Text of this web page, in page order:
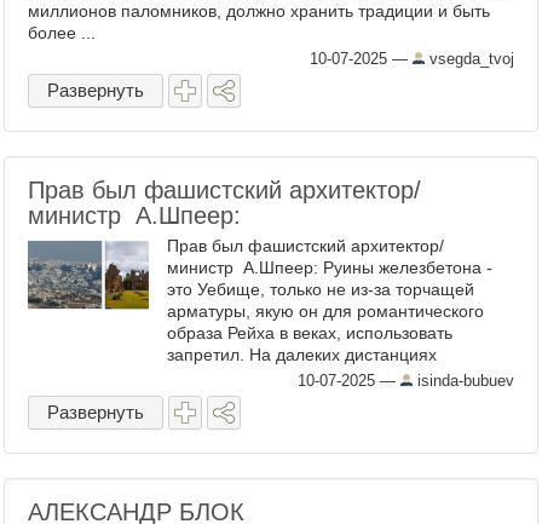
миллионов паломников, должно хранить традиции и быть
более ...
10-07-2025 — vsegda_tvoj
Развернуть
Прав был фашистский архитектор/
министр А.Шпеер:
Прав был фашистский архитектор/
министр А.Шпеер: Руины железбетона -
это Уебище, только не из-за торчащей
арматуры, якую он для романтического
образа Рейха в веках, использовать
запретил. На далеких дистанциях
лицезрения( см фото Газы слева ) рваных
пучков той раматуры и ...
10-07-2025 — isinda-bubuev
Развернуть
АЛЕКСАНДР БЛОК